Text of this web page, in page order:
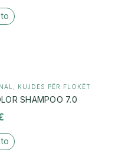
KUJDES PËR FLOKËT
SHAMPOO 7.0